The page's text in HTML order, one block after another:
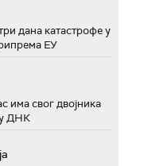
дана катастрофе у
ЕУ
има свог двојника
ДНК